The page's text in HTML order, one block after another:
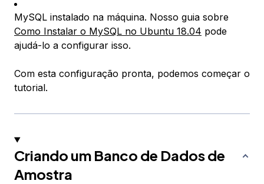
MySQL instalado na máquina. Nosso guia sobre
Como Instalar o MySQL no Ubuntu 18.04 pode
ajudá-lo a configurar isso.
Com esta configuração pronta, podemos começar o
tutorial.
Criando um Banco de Dados de
Amostra